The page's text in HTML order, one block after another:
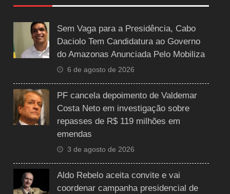
Sem Vaga para a Presidência, Cabo
Daciolo Tem Candidatura ao Governo
do Amazonas Anunciada Pelo Mobiliza
6 de agosto de 2026
PF cancela depoimento de Valdemar
Costa Neto em investigação sobre
repasses de R$ 119 milhões em
emendas
3 de agosto de 2026
Aldo Rebelo aceita convite e vai
coordenar campanha presidencial de